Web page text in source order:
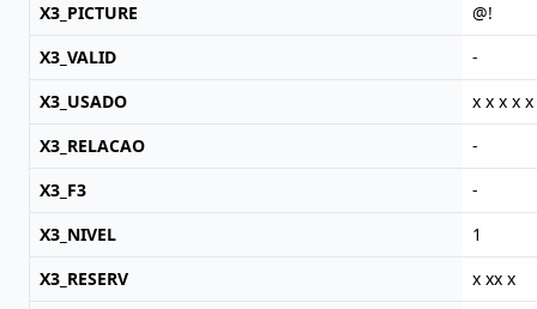
X3_PICTURE
@!
X3_VALID
-
X3_USADO
x x x x
X3_RELACAO
-
X3_F3
-
X3_NIVEL
1
X3_RESERV
x xx x